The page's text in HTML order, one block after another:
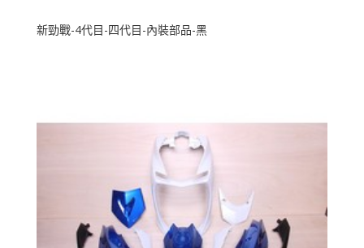
新勁戰-4代目-四代目-內裝部品-黑